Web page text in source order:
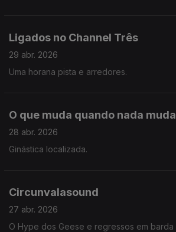
Ligados no Channel Três
29 abr. 2026
Uma horana pista e arredores.
O que muda quando nada muda
28 abr. 2026
Ginástica localizada.
Circunvalasound
27 abr. 2026
O Hype dos Geese e regressos em barda